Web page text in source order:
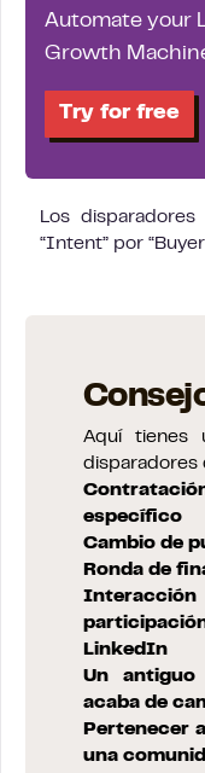
Automate your
Growth
Try for free
Los
“Intent” por
Aquí tienes
disparadores
específico
Cambio de
Ronda de
LinkedIn
Un
acaba de
Pertenecer
una